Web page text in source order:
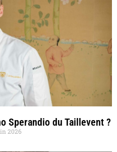
Sperandio du Taillevent ?
2026